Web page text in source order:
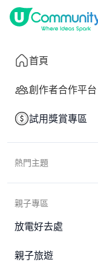
首頁
創作者合作平台
試用獎賞專區
熱門主題
親子專區
放電好去處
親子旅遊